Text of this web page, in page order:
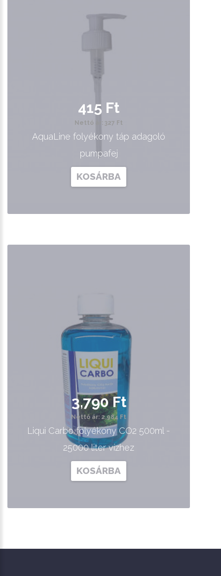
415 Ft
Nettó ár: 327 Ft
AquaLine folyékony táp adagoló
pumpafej
KOSÁRBA
3,790 Ft
Nettó ár: 2,984 Ft
Liqui Carbo folyékony CO2 500ml -
25000 liter vízhez
KOSÁRBA